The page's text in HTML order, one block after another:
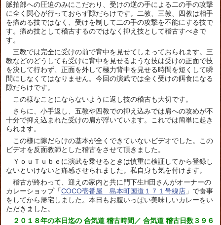
脈拍部への圧迫のみにこだわり、受けの逆の手による二の手の攻撃
に全く関心が行っておらず隙だらけです。二教、三教、四教は相手
を痛める技ではなく、受けを制して二の手の攻撃を不能にする技で
す。痛め技として稽古するのではなく抑え技として稽古すべきで
す。
三教では完全に受けの前で背中を見せてしまっておられます。三
教などのどうしても受けに背中を見せるような技は受けの正面で技
を決して行わず、正面を外して極力背中を見せる時間を短くして瞬
間にしなくてはなりません。今回の演武では全く受けの餌食になる
隙だらけです。
この様なことにならないように返し技の稽古も大切です。
さらに、小手返し、五教や四教での抑え込みでは肩への攻めが不
十分で抑え込まれた受けの肩が浮いています。これでは簡単に起き
られます。
この様に隙だらけの基本が全くできていないビデオでした。この
ビデオを反面教師とした稽古をさせて頂きました。
ＹｏｕＴｕｂｅに演武を乗せるときは慎重に検証してから登録し
ないといけないと痛感させられました。私自身も気を付けます。
稽古が終わって、迎えの家内と共に門下生H田さんがオーナーの
カレーショップ「COCO壱番屋 島本町国道１７１号線店 」で食事
をしてから帰宅しました。本日もお腹いっぱい美味しいカレーをい
ただきました。
２０１８年の本日迄の 合気道 稽古時間／ 合気道 稽古日数３９６